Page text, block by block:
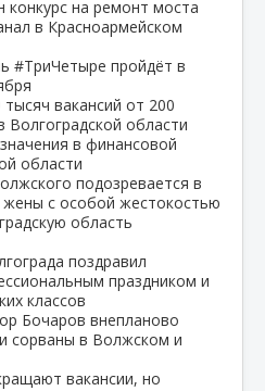
конкурс на ремонт моста
в Красноармейском
#ТриЧетыре пройдёт в
вакансий от 200
Волгоградской области
в финансовой
области
подозревается в
жены с особой жестокостью
область
поздравил
праздником и
классов
Бочаров внепланово
сорваны в Волжском и
вакансии, но